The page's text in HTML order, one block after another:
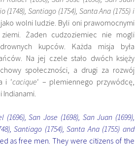
(1748), Santiago (1754), Santa Ana (1755) i
wolni ludzie. Byli oni prawomocnymi
ziemi. Żaden cudzoziemiec nie mogli
kupców. Każda misja była
Na jej czele stało dwóch księży
społeczności, a drugi za rozwój
i ‘cacique‘ – plemiennego przywódcę,
Indianami.
(1696), San Jose (1698), San Juan (1699),
Santiago (1754), Santa Ana (1755) and
as free men. They were citizens of the